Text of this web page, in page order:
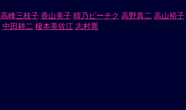
高峰三枝子 香山美子 晴乃ピーチク 高野真二 高山裕子
中田耕二 榎本美佐江 志村喬